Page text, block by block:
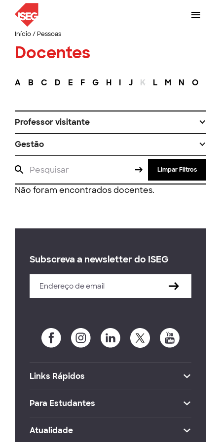
Início/ Pessoas
Docentes
A B C D E F G H I J K L M N O
Professor visitante
Gestão
Limpar Filtros
Não foram encontrados docentes.
Subscreva a newsletter do ISEG
Links Rápidos
Para Estudantes
Atualidade